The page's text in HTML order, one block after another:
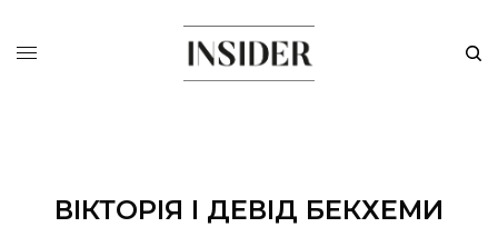
ВІКТОРІЯ І ДЕВІД БЕКХЕМИ